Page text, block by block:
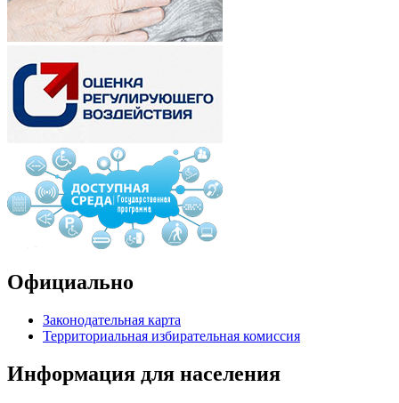
Официально
Законодательная карта
Территориальная избирательная комиссия
Информация для населения